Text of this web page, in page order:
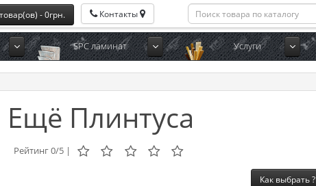
- 0грн. Контакты
SPC ламинат Услуги
Ещё Плинтуса
Рейтинг 0/5 |
Как выбрать ?